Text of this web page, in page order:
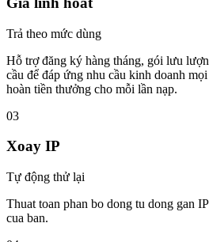
Trả theo mức dùng
Hỗ trợ đăng ký hàng tháng, gói lưu
cầu để đáp ứng nhu cầu kinh doanh
hoàn tiền thưởng cho mỗi lần nạp.
03
Xoay IP
Tự động thử lại
Thuat toan phan bo dong tu dong gan
cua ban.